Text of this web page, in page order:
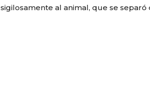
sigilosamente al animal, que se